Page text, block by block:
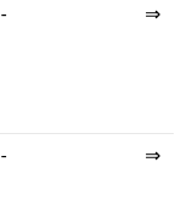
- ⇒
- ⇒